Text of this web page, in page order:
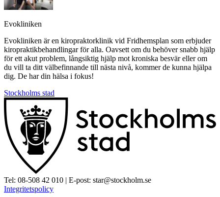
Evokliniken
Evokliniken är en kiropraktorklinik vid Fridhemsplan som erbjuder
kiropraktikbehandlingar för alla. Oavsett om du behöver snabb hjälp
för ett akut problem, långsiktig hjälp mot kroniska besvär eller om
du vill ta ditt välbefinnande till nästa nivå, kommer de kunna hjälpa
dig. De har din hälsa i fokus!
Stockholms stad
Tel: 08-508 42 010 | E-post: star@stockholm.se
Integritetspolicy